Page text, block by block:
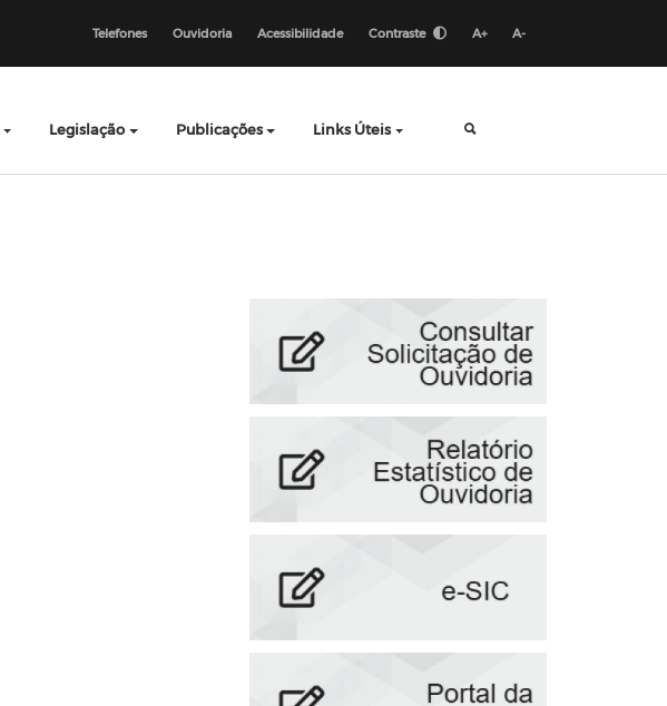
Telefones Ouvidoria Acessibilidade Contraste A+ A-
Legislação Publicações Links Úteis